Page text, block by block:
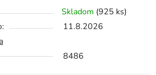
Skladom (925 ks)
11.8.2026
8486